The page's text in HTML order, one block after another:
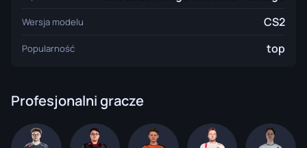
Wersja modelu CS2
Popularność top
Profesjonalni gracze